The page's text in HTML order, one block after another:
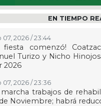
EN TIEMPO
07, 2026 / 23:44
fiesta comenzó!
Turizo y Nicho
2026
07, 2026 / 23:36
trabajos de
Noviembre; habrá